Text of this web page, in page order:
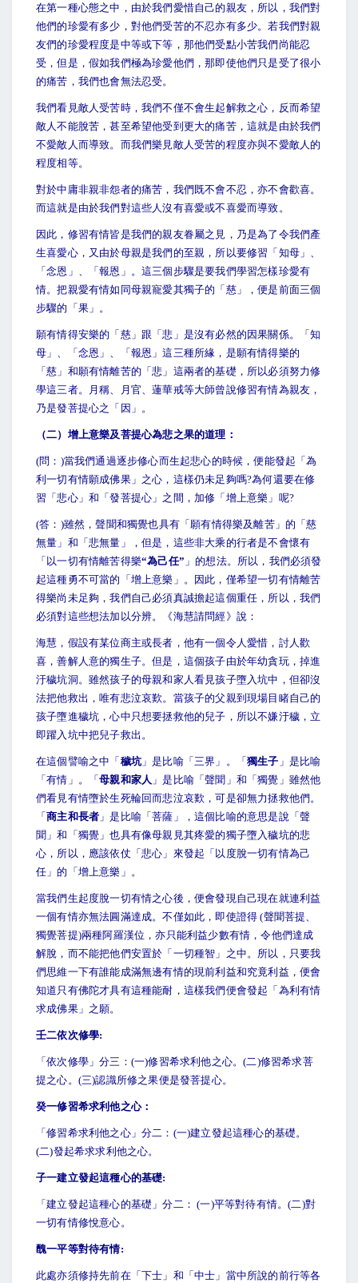
在第一種心態之中，由於我們愛惜自己的親友，所以，我們對
他們的珍愛有多少，對他們受苦的不忍亦有多少。若我們對親
友們的珍愛程度是中等或下等，那他們受點小苦我們尚能忍
受，但是，假如我們極為珍愛他們，那即使他們只是受了很小
的痛苦，我們也會無法忍受。
我們看見敵人受苦時，我們不僅不會生起解救之心，反而希望
敵人不能脫苦，甚至希望他受到更大的痛苦，這就是由於我們
不愛敵人而導致。而我們樂見敵人受苦的程度亦與不愛敵人的
程度相等。
對於中庸非親非怨者的痛苦，我們既不會不忍，亦不會歡喜。
而這就是由於我們對這些人沒有喜愛或不喜愛而導致。
因此，修習有情皆是我們的親友眷屬之見，乃是為了令我們產
生喜愛心，又由於母親是我們的至親，所以要修習「知母」、
「念恩」、「報恩」。這三個步驟是要我們學習怎樣珍愛有
情。把親愛有情如同母親寵愛其獨子的「慈」，便是前面三個
步驟的「果」。
願有情得安樂的「慈」跟「悲」是沒有必然的因果關係。「知
母」、「念恩」、「報恩」這三種所緣，是願有情得樂的
「慈」和願有情離苦的「悲」這兩者的基礎，所以必須努力修
學這三者。月稱、月官、蓮華戒等大師曾說修習有情為親友，
乃是發菩提心之「因」。
（二）增上意樂及菩提心為悲之果的道理：
(問：)當我們通過逐步修心而生起悲心的時候，便能發起「為
利一切有情願成佛果」之心，這樣仍未足夠嗎?為何還要在修
習「悲心」和「發菩提心」之間，加修「增上意樂」呢?
(答：)雖然，聲聞和獨覺也具有「願有情得樂及離苦」的「慈
無量」和「悲無量」，但是，這些非大乘的行者是不會懷有
「以一切有情離苦得樂“為己任” 」的想法。所以，我們必須發
起這種勇不可當的「增上意樂」。因此，僅希望一切有情離苦
得樂尚未足夠，我們自己必須真誠擔起這個重任，所以，我們
必須對這些想法加以分辨。《海慧請問經》說：
海慧，假設有某位商主或長者，他有一個令人愛惜，討人歡
喜，善解人意的獨生子。但是，這個孩子由於年幼貪玩，掉進
汙穢坑洞。雖然孩子的母親和家人看見孩子墮入坑中，但卻沒
法把他救出，唯有悲泣哀歎。當孩子的父親到現場目睹自己的
孩子墮進穢坑，心中只想要拯救他的兒子，所以不嫌汙穢，立
即躍入坑中把兒子救出。
在這個譬喻之中「 穢坑」是比喻「三界」。「獨生子 」是比喻
「有情」。「母親和家人 」是比喻「聲聞」和「獨覺」雖然他
們看見有情墮於生死輪回而悲泣哀歎，可是卻無力拯救他們。
「商主和長者 」是比喻「菩薩」，這個比喻的意思是說「聲
聞」和「獨覺」也具有像母親見其疼愛的獨子墮入穢坑的悲
心，所以，應該依仗「悲心」來發起「以度脫一切有情為己
任」的「增上意樂」。
當我們生起度脫一切有情之心後，便會發現自己現在就連利益
一個有情亦無法圓滿達成。不僅如此，即使證得 (聲聞菩提、
獨覺菩提)兩種阿羅漢位，亦只能利益少數有情，令他們達成
解脫，而不能把他們安置於「一切種智」之中。所以，只要我
們思維一下有誰能成滿無邊有情的現前利益和究竟利益，便會
知道只有佛陀才具有這種能耐，這樣我們便會發起「為利有情
求成佛果」之願。
壬二依次修學:
「依次修學」分三：(一)修習希求利他之心。(二)修習希求菩
提之心。(三)認識所修之果便是發菩提心。
癸一修習希求利他之心：
「修習希求利他之心」分二：(一)建立發起這種心的基礎。
(二)發起希求求利他之心。
子一建立發起這種心的基礎:
「建立發起這種心的基礎」分二： (一)平等對待有情。(二)對
一切有情修悅意心。
醜一平等對待有情:
此處亦須修持先前在「下士」和「中士」當中所說的前行等各